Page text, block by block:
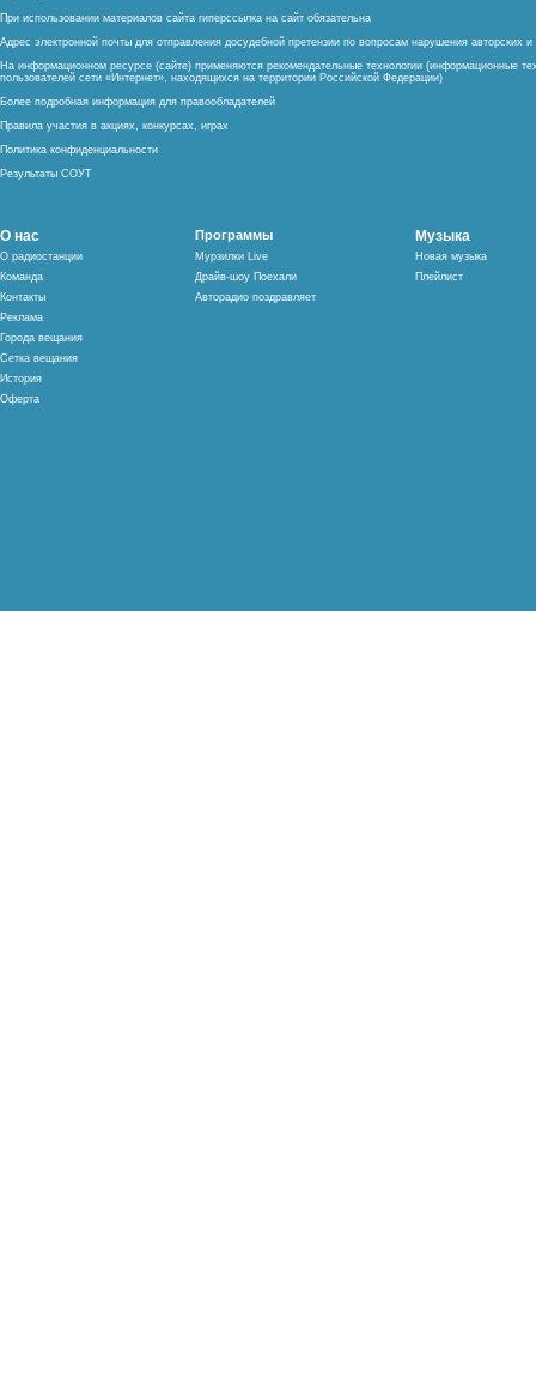
При использовании материалов сайта гиперссылка на сайт обязательна
Адрес электронной почты для отправления досудебной претензии по вопросам нарушения авторских
На информационном ресурсе (сайте) применяются рекомендательные технологии (информационные
пользователей сети «Интернет», находящихся на территории Российской Федерации)
Более подробная информация для правообладателей
Правила участия в акциях, конкурсах, играх
Политика конфиденциальности
Результаты СОУТ
О нас
О радиостанции
Команда
Контакты
Реклама
Города вещания
Сетка вещания
История
Оферта
Программы
Мурзилки Live
Драйв-шоу Поехали
Авторадио поздравляет
Музыка
Новая музыка
Плейлист